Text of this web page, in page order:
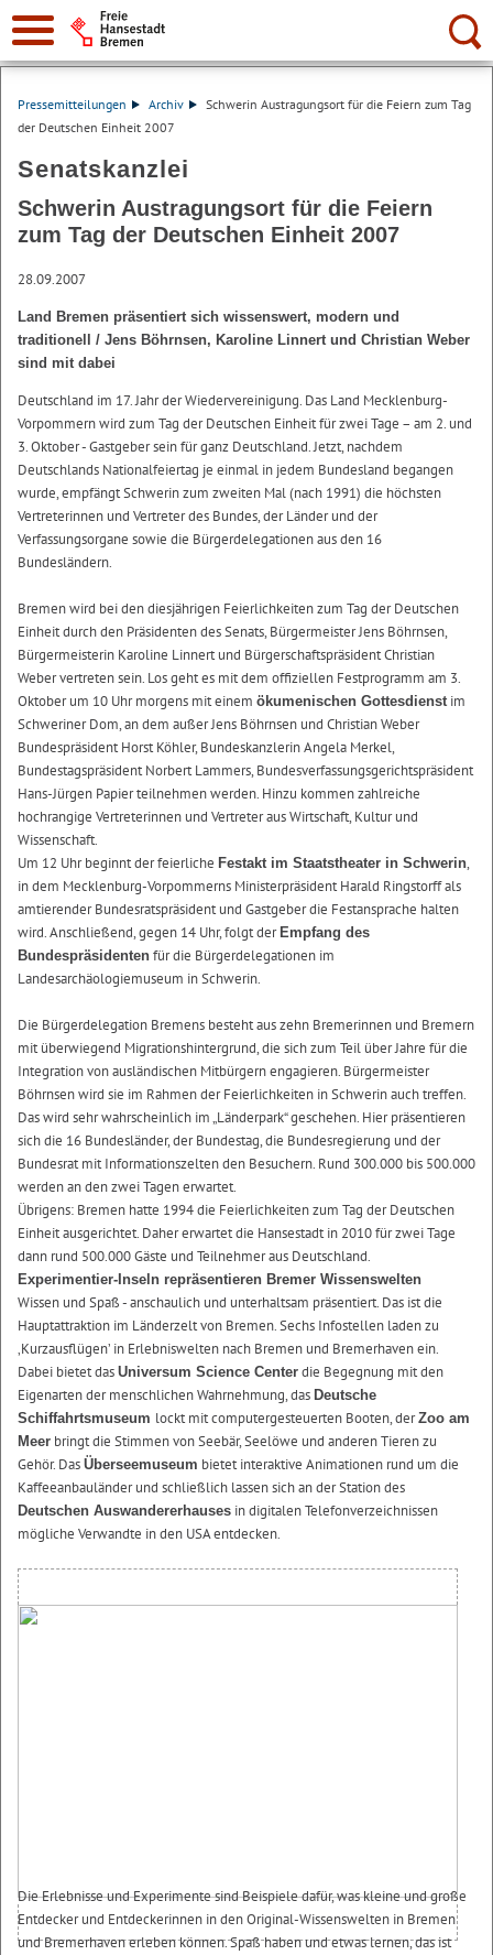
Suche:
Pressemitteilungen Archiv
Schwerin Austragungsort für die Feiern zum Tag
der Deutschen Einheit 2007
Senatskanzlei
Schwerin Austragungsort für die Feiern
zum Tag der Deutschen Einheit 2007
28.09.2007
Land Bremen präsentiert sich wissenswert, modern und
traditionell / Jens Böhrnsen, Karoline Linnert und Christian Weber
sind mit dabei
Deutschland im 17. Jahr der Wiedervereinigung. Das Land Mecklenburg-
Vorpommern wird zum Tag der Deutschen Einheit für zwei Tage – am 2. und
3. Oktober - Gastgeber sein für ganz Deutschland. Jetzt, nachdem
Deutschlands Nationalfeiertag je einmal in jedem Bundesland begangen
wurde, empfängt Schwerin zum zweiten Mal (nach 1991) die höchsten
Vertreterinnen und Vertreter des Bundes, der Länder und der
Verfassungsorgane sowie die Bürgerdelegationen aus den 16
Bundesländern.
Bremen wird bei den diesjährigen Feierlichkeiten zum Tag der Deutschen
Einheit durch den Präsidenten des Senats, Bürgermeister Jens Böhrnsen,
Bürgermeisterin Karoline Linnert und Bürgerschaftspräsident Christian
Weber vertreten sein. Los geht es mit dem offiziellen Festprogramm am 3.
Oktober um 10 Uhr morgens mit einem ökumenischen Gottesdienstim
Schweriner Dom, an dem außer Jens Böhrnsen und Christian Weber
Bundespräsident Horst Köhler, Bundeskanzlerin Angela Merkel,
Bundestagspräsident Norbert Lammers, Bundesverfassungsgerichtspräsident
Hans-Jürgen Papier teilnehmen werden. Hinzu kommen zahlreiche
hochrangige Vertreterinnen und Vertreter aus Wirtschaft, Kultur und
Wissenschaft.
Um 12 Uhr beginnt der feierliche Festakt im Staatstheater in Schwerin,
in dem Mecklenburg-Vorpommerns Ministerpräsident Harald Ringstorff als
amtierender Bundesratspräsident und Gastgeber die Festansprache halten
wird. Anschließend, gegen 14 Uhr, folgt der Empfang des
Bundespräsidenten für die Bürgerdelegationen im
Landesarchäologiemuseum in Schwerin.
Die Bürgerdelegation Bremens besteht aus zehn Bremerinnen und Bremern
mit überwiegend Migrationshintergrund, die sich zum Teil über Jahre für die
Integration von ausländischen Mitbürgern engagieren. Bürgermeister
Böhrnsen wird sie im Rahmen der Feierlichkeiten in Schwerin auch treffen.
Das wird sehr wahrscheinlich im „Länderpark“ geschehen. Hier präsentieren
sich die 16 Bundesländer, der Bundestag, die Bundesregierung und der
Bundesrat mit Informationszelten den Besuchern. Rund 300.000 bis 500.000
werden an den zwei Tagen erwartet.
Übrigens: Bremen hatte 1994 die Feierlichkeiten zum Tag der Deutschen
Einheit ausgerichtet. Daher erwartet die Hansestadt in 2010 für zwei Tage
dann rund 500.000 Gäste und Teilnehmer aus Deutschland.
Experimentier-Inseln repräsentieren Bremer Wissenswelten
Wissen und Spaß - anschaulich und unterhaltsam präsentiert. Das ist die
Hauptattraktion im Länderzelt von Bremen. Sechs Infostellen laden zu
‚Kurzausflügen’ in Erlebniswelten nach Bremen und Bremerhaven ein.
Dabei bietet das Universum Science Center die Begegnung mit den
Eigenarten der menschlichen Wahrnehmung, das Deutsche
Schiffahrtsmuseum lockt mit computergesteuerten Booten, derZoo am
Meer bringt die Stimmen von Seebär, Seelöwe und anderen Tieren zu
Gehör. Das Überseemuseum bietet interaktive Animationen rund um die
Kaffeeanbauländer und schließlich lassen sich an der Station des
Deutschen Auswandererhauses in digitalen Telefonverzeichnissen
mögliche Verwandte in den USA entdecken.
Die Erlebnisse und Experimente sind Beispiele dafür, was kleine und große
Entdecker und Entdeckerinnen in den Original-Wissenswelten in Bremen
und Bremerhaven erleben können. Spaß haben und etwas lernen, das ist